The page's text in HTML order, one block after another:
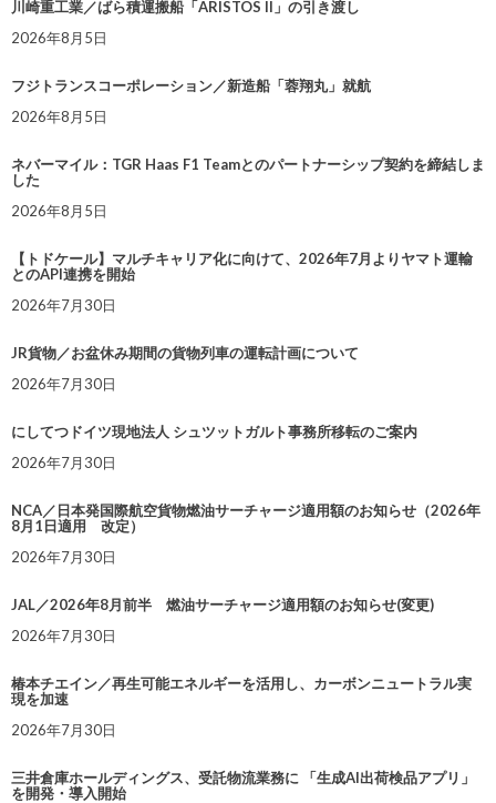
川崎重工業／ばら積運搬船「ARISTOS II」の引き渡し
2026年8月5日
フジトランスコーポレーション／新造船「蓉翔丸」就航
2026年8月5日
ネバーマイル：TGR Haas F1 Teamとのパートナーシップ契約を締結しま
した
2026年8月5日
【トドケール】マルチキャリア化に向けて、2026年7月よりヤマト運輸
とのAPI連携を開始
2026年7月30日
JR貨物／お盆休み期間の貨物列車の運転計画について
2026年7月30日
にしてつドイツ現地法人 シュツットガルト事務所移転のご案内
2026年7月30日
NCA／日本発国際航空貨物燃油サーチャージ適用額のお知らせ（2026年
8月1日適用 改定）
2026年7月30日
JAL／2026年8月前半 燃油サーチャージ適用額のお知らせ(変更)
2026年7月30日
椿本チエイン／再生可能エネルギーを活用し、カーボンニュートラル実
現を加速
2026年7月30日
三井倉庫ホールディングス、受託物流業務に 「生成AI出荷検品アプリ」
を開発・導入開始